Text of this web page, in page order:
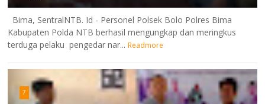
Bima, SentralNTB. Id - Personel Polsek Bolo Polres Bima
Kabupaten Polda NTB berhasil mengungkap dan meringkus
terduga pelaku pengedar nar... Readmore
7